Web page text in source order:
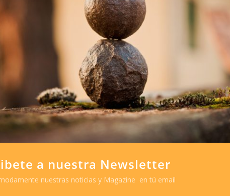
Area CUERPO MENTE
MENTE
PLENA
Area CUERPO MENTE
a nuestra Newsletter
nuestras noticias y Magazine en tú email